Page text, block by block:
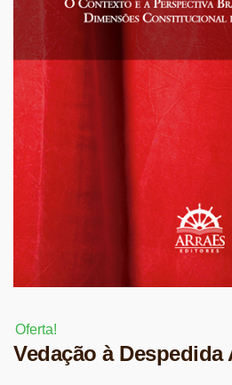
Oferta!
Vedação à Despedida